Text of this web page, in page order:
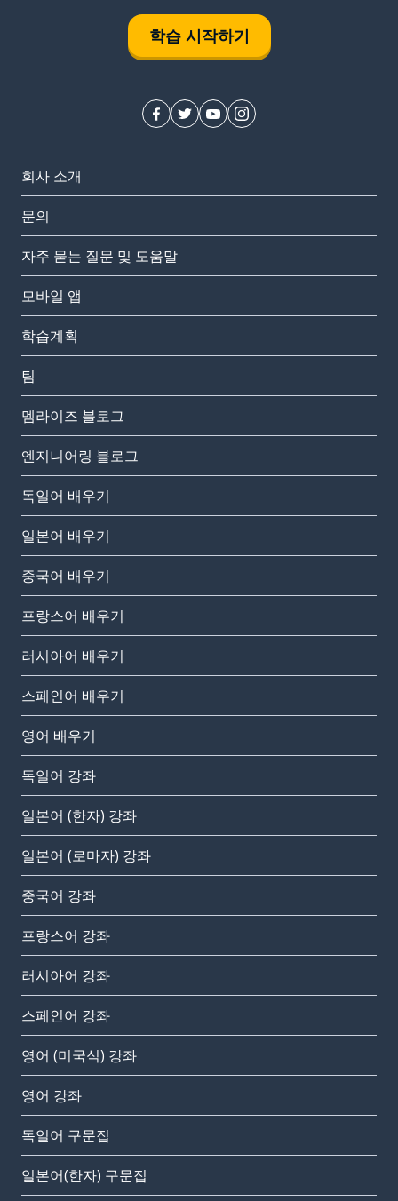
학습 시작하기
회사 소개
문의
자주 묻는 질문 및 도움말
모바일 앱
학습계획
팀
멤라이즈 블로그
엔지니어링 블로그
독일어 배우기
일본어 배우기
중국어 배우기
프랑스어 배우기
러시아어 배우기
스페인어 배우기
영어 배우기
독일어 강좌
일본어 (한자) 강좌
일본어 (로마자) 강좌
중국어 강좌
프랑스어 강좌
러시아어 강좌
스페인어 강좌
영어 (미국식) 강좌
영어 강좌
독일어 구문집
일본어(한자) 구문집